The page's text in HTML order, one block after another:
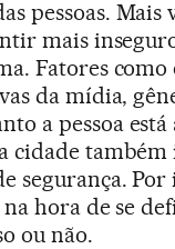
pessoas. Mais
mais
Fatores como
da mídia,
a pessoa
cidade
segurança. Por
hora de se
ou não.